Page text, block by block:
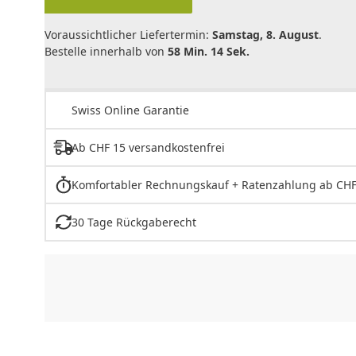
Voraussichtlicher Liefertermin: Samstag, 8. August.
Bestelle innerhalb von 58 Min. 14 Sek.
Swiss Online Garantie
Ab CHF 15 versandkostenfrei
Komfortabler Rechnungskauf + Ratenzahlung ab
30 Tage Rückgaberecht